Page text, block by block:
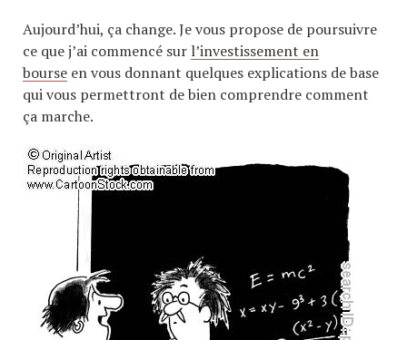
Aujourd’hui, ça change. Je vous propose de poursuivre
ce que j’ai commencé sur l’investissement en
bourse en vous donnant quelques explications de base
qui vous permettront de bien comprendre comment
ça marche.